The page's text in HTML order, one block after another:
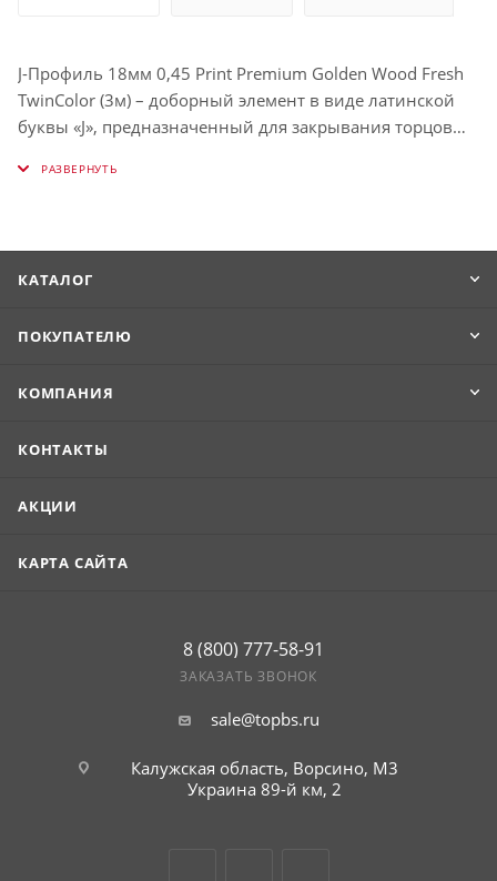
J-Профиль 18мм 0,45 Print Premium Golden Wood Fresh
TwinColor (3м) – доборный элемент в виде латинской
буквы «J», предназначенный для закрывания торцов
универсален, чтобы при необходимости заменить
замены финишного элемента, если таковой
КАТАЛОГ
ПОКУПАТЕЛЮ
КОМПАНИЯ
КОНТАКТЫ
АКЦИИ
КАРТА САЙТА
8 (800) 777-58-91
ЗАКАЗАТЬ ЗВОНОК
sale@topbs.ru
Калужская область, Ворсино, М3
Украина 89-й км, 2